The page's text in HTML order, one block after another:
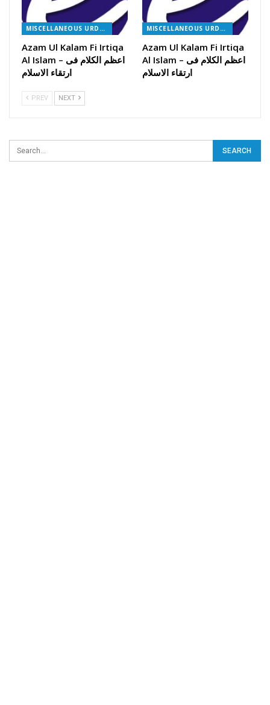
MISCELLANEOUS URDU BOOKS
Azam Ul Kalam Fi Irtiqa
Al Islam – اعظم الکلام فی
ارتقاء الاسلام
MISCELLANEOUS URDU BOOKS
Azam Ul Kalam Fi Irtiqa
Al Islam – اعظم الکلام فی
ارتقاء الاسلام
PREV NEXT